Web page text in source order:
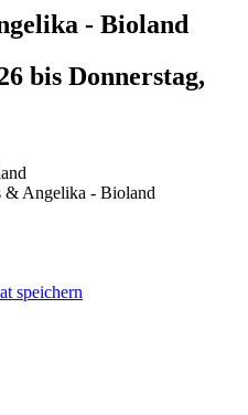
- Bioland
bis Donnerstag,
& Angelika - Bioland
speichern